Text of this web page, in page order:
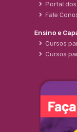
Portal
Fale
Ensino e
Cursos
Cursos